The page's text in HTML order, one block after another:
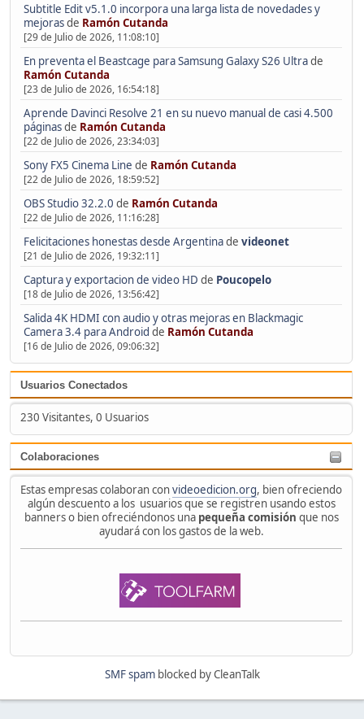
Subtitle Edit v5.1.0 incorpora una larga lista de novedades y
mejorasde Ramón Cutanda
[29 de Julio de 2026, 11:08:10]
En preventa el Beastcage para Samsung Galaxy S26 Ultrade
Ramón Cutanda
[23 de Julio de 2026, 16:54:18]
Aprende Davinci Resolve 21 en su nuevo manual de casi 4.500
páginasde Ramón Cutanda
[22 de Julio de 2026, 23:34:03]
Sony FX5 Cinema Line de Ramón Cutanda
[22 de Julio de 2026, 18:59:52]
OBS Studio 32.2.0 de Ramón Cutanda
[22 de Julio de 2026, 11:16:28]
Felicitaciones honestas desde Argentinade videonet
[21 de Julio de 2026, 19:32:11]
Captura y exportacion de video HD de Poucopelo
[18 de Julio de 2026, 13:56:42]
Salida 4K HDMI con audio y otras mejoras en Blackmagic
Camera 3.4 para Android de Ramón Cutanda
[16 de Julio de 2026, 09:06:32]
Usuarios Conectados
230 Visitantes, 0 Usuarios
Colaboraciones
Estas empresas colaboran convideoedicion.org, bien ofreciendo
algún descuento a los usuarios que se registren usando estos
banners o bien ofreciéndonos una pequeña comisión que nos
ayudará con los gastos de la web.
SMF spamblocked by CleanTalk